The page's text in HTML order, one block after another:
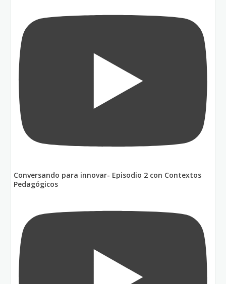
Conversando para innovar- Episodio 2 con Contextos
Pedagógicos